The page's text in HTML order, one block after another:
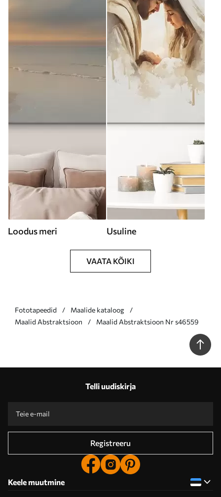
Loodus meri Usuline
VAATA KÕIKI
Fototapeedid
Maalide kataloog
Maalid Abstraktsioon
Maalid Abstraktsioon Nr s46559
Telli uudiskirja
Registreeru
Keele muutmine